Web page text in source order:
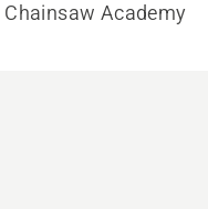
Chainsaw Academy